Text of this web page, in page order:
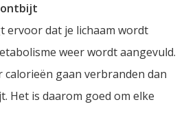
ontbijt
ervoor dat je lichaam wordt
weer wordt aangevuld.
calorieën gaan verbranden dan
Het is daarom goed om elke